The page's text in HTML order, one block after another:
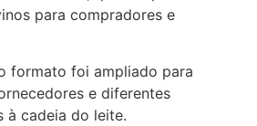
para compradores e
formato foi ampliado para
e diferentes
à cadeia do leite.